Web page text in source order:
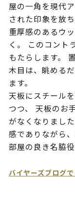
屋の一角を現代
された印象を放ち
重厚感のあるウ
く。 このコント
もたらします。
木目は、眺める
ます。
天板にスチール
つつ、 天板のお
がなくなりまし
感でありながら
部屋の良き名脇
バイヤーズブログ